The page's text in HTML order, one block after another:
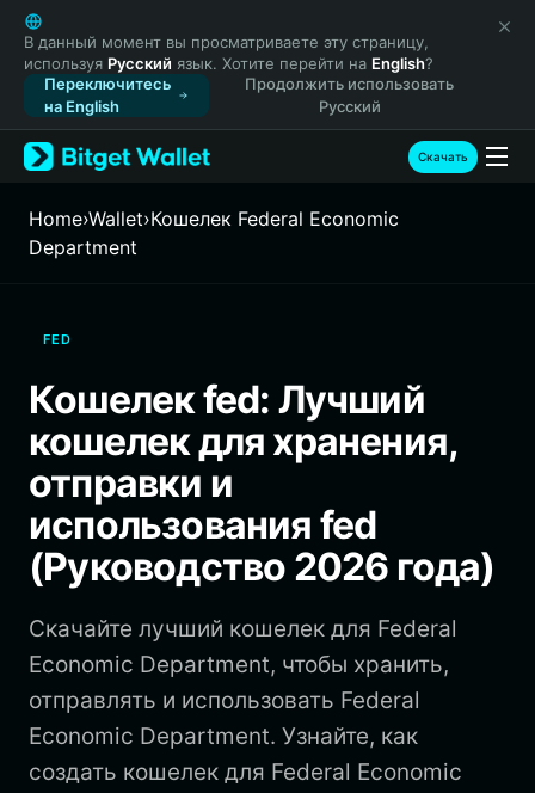
English
日本語
Tiếng Việt
Русский
Español (Latinoamérica)
Türkçe
Français
Deutsch
Português (Portugal)
ภาษาไทย
हिन्दी
Español
Português (Brasil)
Español (Argentina)
В данный момент вы просматриваете эту страницу,
используя Русский язык. Хотите перейти на English?
Переключитесь
на English
Продолжить использовать
Русский
Скачать
Home›Wallet›Кошелек Federal Economic
Department
FED
Кошелек fed: Лучший
кошелек для хранения,
отправки и
использования fed
(Руководство 2026 года)
Скачайте лучший кошелек для Federal
Economic Department, чтобы хранить,
отправлять и использовать Federal
Economic Department. Узнайте, как
создать кошелек для Federal Economic